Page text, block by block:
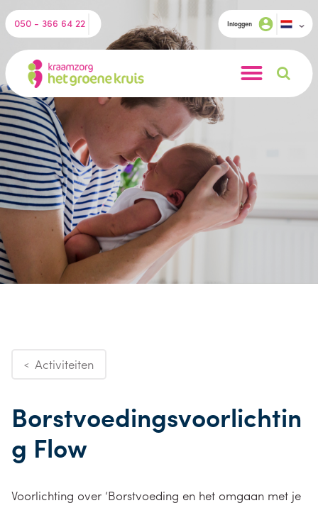
050 - 366 64 22 Inloggen
< Activiteiten
Borstvoedingsvoorlichtin
g Flow
Voorlichting over ‘Borstvoeding en het omgaan met je